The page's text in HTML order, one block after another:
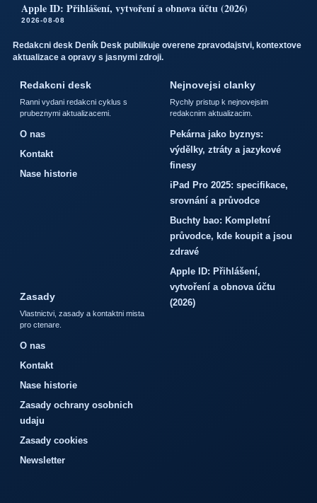
Apple ID: Přihlášení, vytvoření a obnova účtu (2026)
2026-08-08
Redakcni desk Deník Desk publikuje overene zpravodajstvi, kontextove
aktualizace a opravy s jasnymi zdroji.
Redakcni desk
Ranni vydani redakcni cyklus s
prubeznymi aktualizacemi.
O nas
Kontakt
Nase historie
Nejnovejsi clanky
Rychly pristup k nejnovejsim
redakcnim aktualizacim.
Pekárna jako byznys:
výdělky, ztráty a jazykové
finesy
iPad Pro 2025: specifikace,
srovnání a průvodce
Buchty bao: Kompletní
průvodce, kde koupit a jsou
zdravé
Apple ID: Přihlášení,
vytvoření a obnova účtu
(2026)
Zasady
Vlastnictvi, zasady a kontaktni mista
pro ctenare.
O nas
Kontakt
Nase historie
Zasady ochrany osobnich
udaju
Zasady cookies
Newsletter